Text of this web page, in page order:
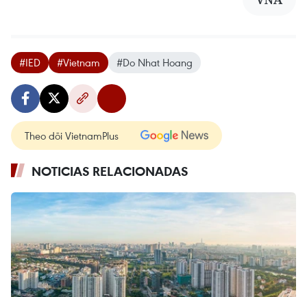
#IED #Vietnam #Do Nhat Hoang
Theo dõi VietnamPlus
NOTICIAS RELACIONADAS